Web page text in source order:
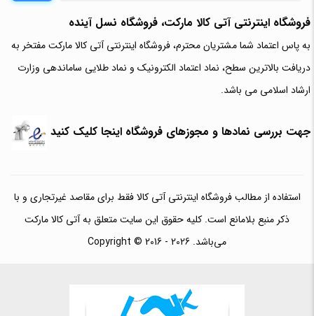
فروشگاه اینترنتی آتی‌ کالا مارکت، فروشگاه نسل آینده
به پاس اعتماد شما مشتریان محترم، فروشگاه اینترنتی آتی کالا مارکت مفتخر به
دریافت بالاترین سطح، نماد اعتماد الکترونیک و نماد طلایی ساماندهی وزارت
ارشاد اسلامی می باشد.
جهت بررسی نمادها و مجوزهای فروشگاه اینجا کلیک کنید
استفاده از مطالب فروشگاه اینترنتی آتی کالا فقط برای مقاصد غیرتجاری و با
ذکر منبع بلامانع است. کلیه حقوق این سایت متعلق به آتی کالا مارکت
می‌باشد. Copyright © 2016 - 2026